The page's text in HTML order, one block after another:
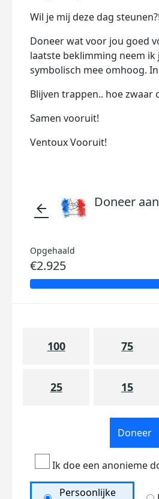
Wil je mij deze dag steunen?!
Doneer wat voor jou goed
laatste beklimming neem ik
symbolisch mee omhoog.
Blijven trappen.. hoe zwaar
Samen vooruit!
Ventoux Vooruit!
arrow_back Doneer
Opgehaald
€2.925
100 75
25 15
Doneer
Ik doe een anonieme
Persoonlijke